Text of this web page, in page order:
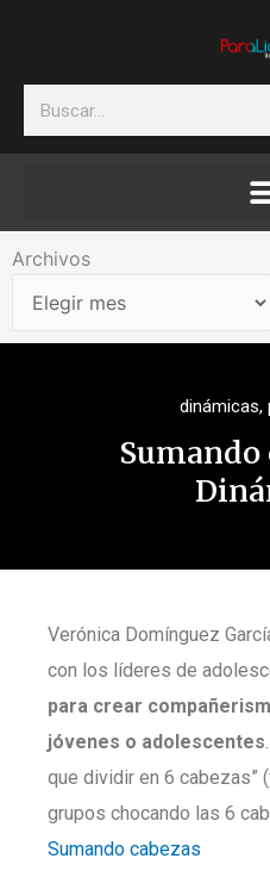
Search
Archivos
Archivos
dinámicas,
Sumando
Verónica Domínguez
con los líderes de
para crear
jóvenes o adolescentes
que dividir en 6 cabezas”
grupos chocando las 6
Sumando cabezas